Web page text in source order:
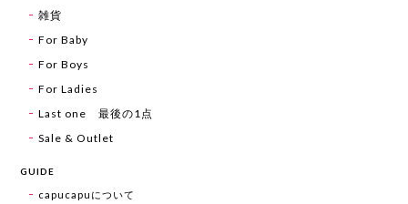
雑貨
For Baby
For Boys
For Ladies
Last one 最後の1点
Sale & Outlet
GUIDE
capucapuについて